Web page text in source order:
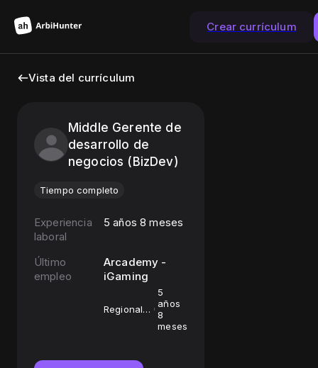
Crear currículum
Vista del currículum
Middle Gerente de
desarrollo de
negocios (BizDev)
Tiempo completo
Experiencia
laboral
5 años 8 meses
Último
empleo
Arcademy -
iGaming
Regional
5
años
8
meses